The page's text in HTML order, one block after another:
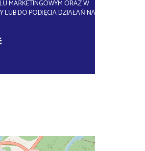
MARKETINGOWYM ORAZ W
LUB DO PODJĘCIA DZIAŁAŃ NA